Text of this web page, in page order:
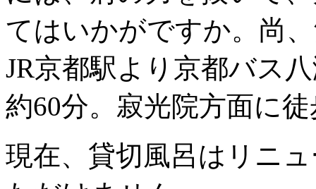
てはいかがですか。尚
JR京都駅より京都バス
約60分。寂光院方面に
現在、貸切風呂はリニ